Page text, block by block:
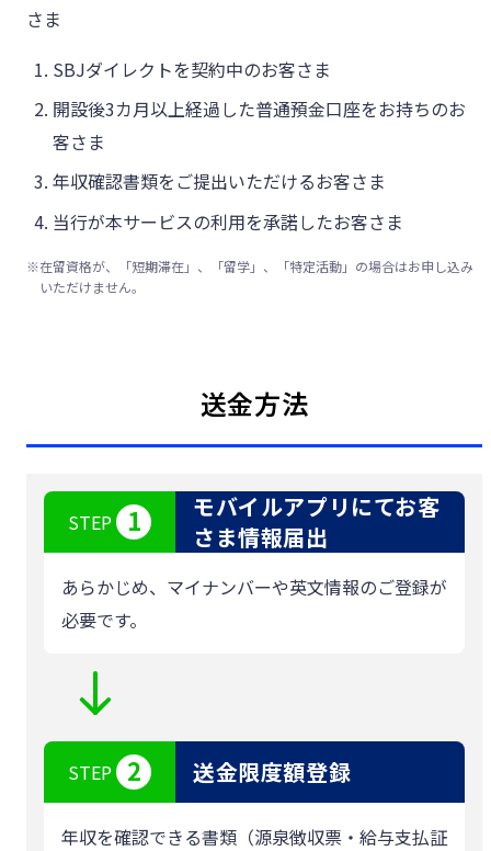
さま
SBJダイレクトを契約中のお客さま
開設後3カ月以上経過した普通預金口座をお持ちのお
客さま
年収確認書類をご提出いただけるお客さま
当行が本サービスの利用を承諾したお客さま
※在留資格が、「短期滞在」、「留学」、「特定活動」の場合はお申し込み
いただけません。
送金方法
STEP 1
モバイルアプリにてお客
さま情報届出
あらかじめ、マイナンバーや英文情報のご登録が
必要です。
STEP 2 送金限度額登録
年収を確認できる書類（源泉徴収票・給与支払証